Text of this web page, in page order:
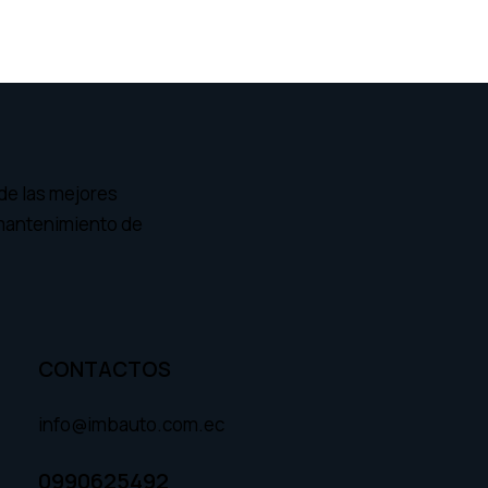
las mejores
de
CONTACTOS
info@imbauto.com.ec
0990625492